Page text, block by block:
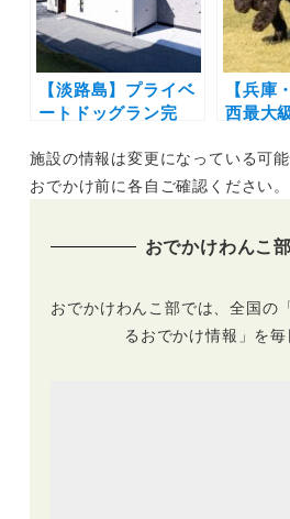
【淡路島】プライベ
ートドッグラン完
貸しヴィラ
「Sunset Dog
ン
【兵庫
西最大
景ビュ
「
施設の情報は変更になっている可能
おでかけ前に各自ご確認ください。
おでかけわんこ
おでかけわんこ部では、全国の
るおでかけ情報」を毎